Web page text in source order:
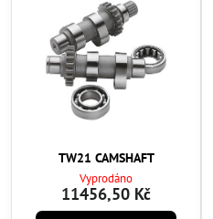
TW21 CAMSHAFT
Vyprodáno
11456,50 Kč